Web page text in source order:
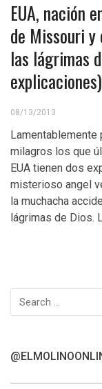
EUA, nación
de Missouri
las lágrimas
explicaciones)
08/13/2013
Lamentablemente
milagros los que
EUA tienen dos
misterioso angel
la muchacha
lágrimas de Dios.
Search
for: